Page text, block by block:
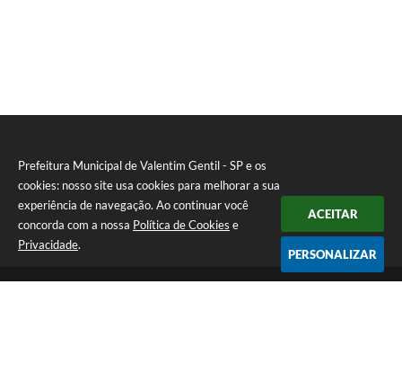
Prefeitura Municipal de Valentim Gentil - SP e os
cookies: nosso site usa cookies para melhorar a sua
experiência de navegação. Ao continuar você
concorda com a nossa Política de Cookies e
Privacidade.
ACEITAR
PERSONALIZAR
anda